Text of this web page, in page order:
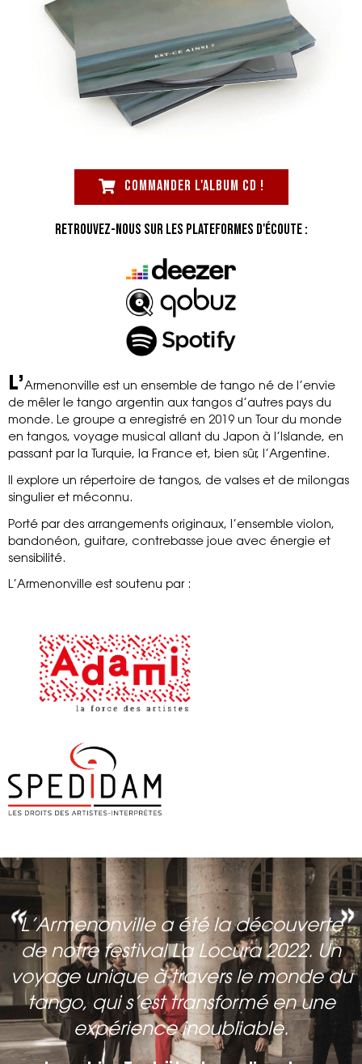
Commander l'album CD !
Retrouvez-nous sur les plateformes d'écoute :
L’Armenonville est un ensemble de tango né de l’envie
de mêler le tango argentin aux tangos d’autres pays du
monde. Le groupe a enregistré en 2019 un Tour du monde
en tangos, voyage musical allant du Japon à l’Islande, en
passant par la Turquie, la France et, bien sûr, l’Argentine.
ll explore un répertoire de tangos, de valses et de milongas
singulier et méconnu.
Porté par des arrangements originaux, l’ensemble violon,
bandonéon, guitare, contrebasse joue avec énergie et
sensibilité.
L’Armenonville est soutenu par :
«L’Armenonville a été la découverte
de notre festival La Locura 2022. Un
voyage unique à travers le monde du
tango, qui s’est transformé enune
expérience inoubliable.
»